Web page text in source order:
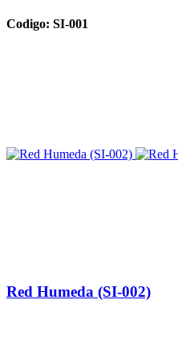
Codigo: SI-001
Red Humeda (SI-002)